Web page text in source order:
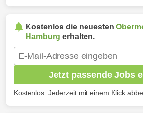
Kostenlos die neuesten
Hamburg erhalten.
Jetzt passende Jobs
Kostenlos. Jederzeit mit einem Klick